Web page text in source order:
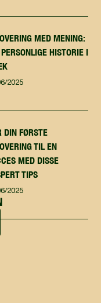
HISTORIE I
2025
TIL EN
MED DISSE
TIPS
2025